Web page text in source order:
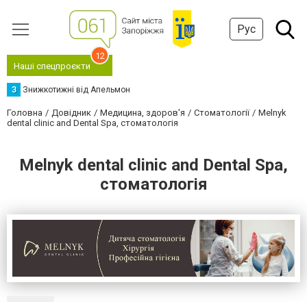
Рус
Наші спецпроєкти
12
З Знижкотижні від Апельмон
Головна Довідник Медицина, здоров'я Стоматології
Melnyk
dental clinic and Dental Spa, стоматологія
Melnyk dental clinic and Dental Spa,
стоматологія